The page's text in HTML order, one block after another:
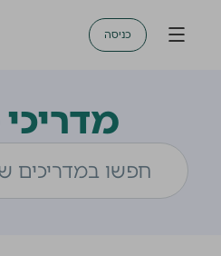
כניסה